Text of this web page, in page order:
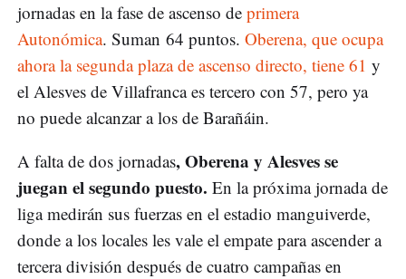
jornadas en la fase de ascenso de primera
Autonómica. Suman 64 puntos. Oberena, que ocupa
ahora la segunda plaza de ascenso directo, tiene 61 y
el Alesves de Villafranca es tercero con 57, pero ya
no puede alcanzar a los de Barañáin.
A falta de dos jornadas, Oberena y Alesves se
juegan el segundo puesto. En la próxima jornada de
liga medirán sus fuerzas en el estadio manguiverde,
donde a los locales les vale el empate para ascender a
tercera división después de cuatro campañas en